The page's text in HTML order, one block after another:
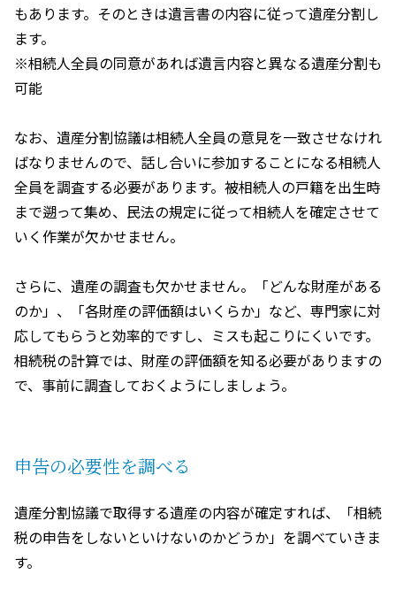
もあります。そのときは遺言書の内容に従って遺産分割し
ます。
※相続人全員の同意があれば遺言内容と異なる遺産分割も
可能
なお、遺産分割協議は相続人全員の意見を一致させなけれ
ばなりませんので、話し合いに参加することになる相続人
全員を調査する必要があります。被相続人の戸籍を出生時
まで遡って集め、民法の規定に従って相続人を確定させて
いく作業が欠かせません。
さらに、遺産の調査も欠かせません。「どんな財産がある
のか」、「各財産の評価額はいくらか」など、専門家に対
応してもらうと効率的ですし、ミスも起こりにくいです。
相続税の計算では、財産の評価額を知る必要がありますの
で、事前に調査しておくようにしましょう。
申告の必要性を調べる
遺産分割協議で取得する遺産の内容が確定すれば、「相続
税の申告をしないといけないのかどうか」を調べていきま
す。